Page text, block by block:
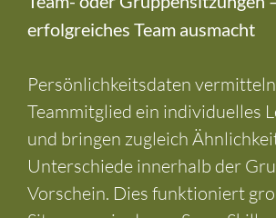
Team- oder Gruppensitzungen
erfolgreiches Team ausmacht
Persönlichkeitsdaten
Teammitglied ein individuelles
und bringen zugleich
Unterschiede innerhalb der
Vorschein. Dies funktioniert